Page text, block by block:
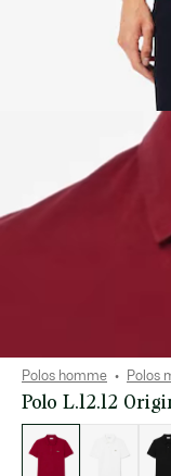
Polos homme Polos
Polo L.12.12
des
déclinaisons